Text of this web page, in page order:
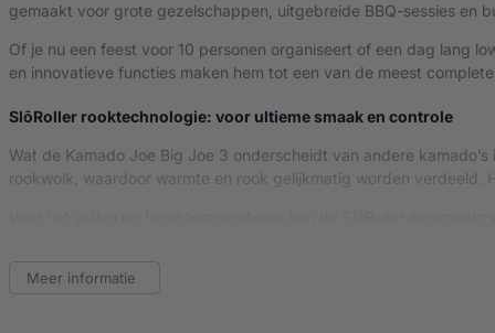
gemaakt voor grote gezelschappen, uitgebreide BBQ-sessies en
Of je nu een feest voor 10 personen organiseert of een dag lang
en innovatieve functies maken hem tot een van de meest
SlōRoller rooktechnologie: voor ultieme smaak en controle
Wat de Kamado Joe Big Joe 3 onderscheidt van andere
rookwolk, waardoor warmte en rook gelijkmatig worden verdeeld.
Divide & Conquer® systeem: flexibel koken op meerdere niveaus
Meer informatie